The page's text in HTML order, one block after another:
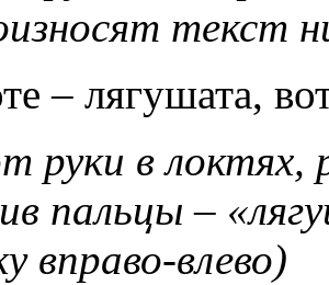
текст
– лягушата,
руки в локтях,
пальцы –
вправо-влево)